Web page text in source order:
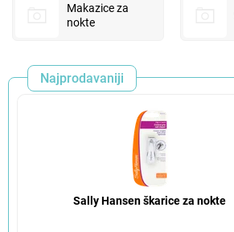
Makazice za
nokte
Najprodavaniji
Sally Hansen škarice za nokte